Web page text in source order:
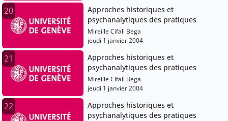
20
Approches historiques et
psychanalytiques des pratiques
Mireille Cifali Bega
jeudi 1 janvier 2004
21
Approches historiques et
psychanalytiques des pratiques
Mireille Cifali Bega
jeudi 1 janvier 2004
22
Approches historiques et
psychanalytiques des pratiques